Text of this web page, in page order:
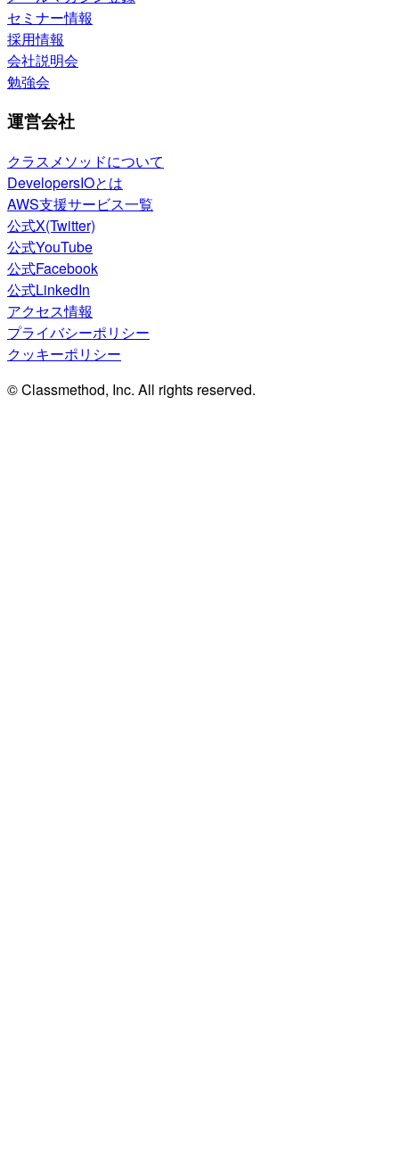
セミナー情報
採用情報
会社説明会
勉強会
運営会社
クラスメソッドについて
DevelopersIOとは
AWS支援サービス一覧
公式X(Twitter)
公式YouTube
公式Facebook
公式LinkedIn
アクセス情報
プライバシーポリシー
クッキーポリシー
© Classmethod, Inc. All rights reserved.